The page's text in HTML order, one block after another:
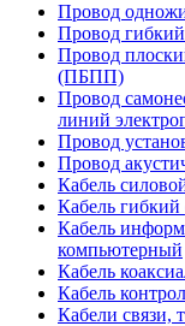
Провод
Провод
Провод
(ПБПП)
Провод
линий
Провод
Провод
Кабель
Кабель
Кабель
компьютерный
Кабель
Кабель
Кабели связи,